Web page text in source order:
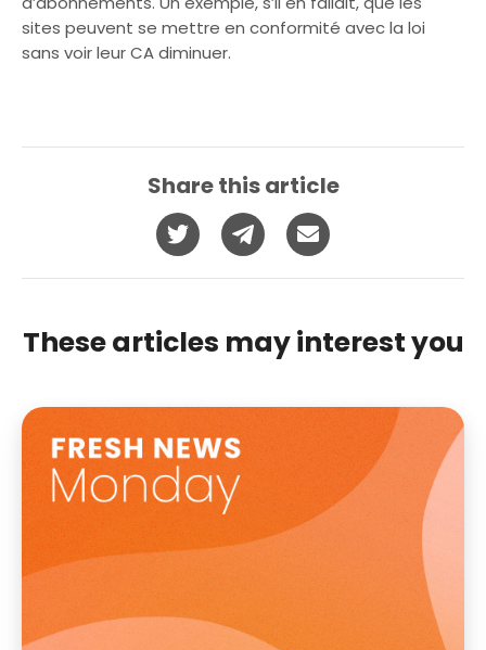
sites peuvent se mettre en conformité avec la loi
sans voir leur CA diminuer.
Share this article
These articles may interest you